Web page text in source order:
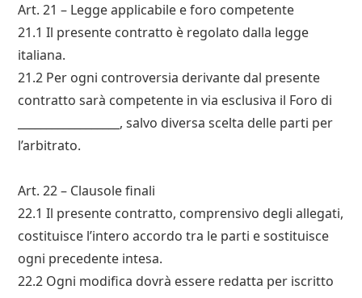
Art. 21 – Legge applicabile e foro competente
21.1 Il presente contratto è regolato dalla legge
italiana.
21.2 Per ogni controversia derivante dal presente
contratto sarà competente in via esclusiva il Foro di
__________________, salvo diversa scelta delle parti per
l’arbitrato.
Art. 22 – Clausole finali
22.1 Il presente contratto, comprensivo degli allegati,
costituisce l’intero accordo tra le parti e sostituisce
ogni precedente intesa.
22.2 Ogni modifica dovrà essere redatta per iscritto